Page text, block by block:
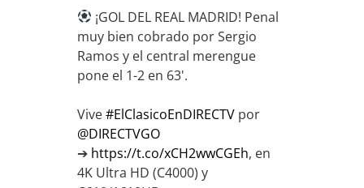
¡GOL DEL REAL MADRID! Penal
muy bien cobrado por Sergio
Ramos y el central merengue
pone el 1-2 en 63'.
Vive#ElClasicoEnDIRECTV por
@DIRECTVGO
➔ https://t.co/xCH2wwCGEh, en
4K Ultra HD (C4000) y